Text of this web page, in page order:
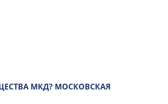
МКД? МОСКОВСКАЯ